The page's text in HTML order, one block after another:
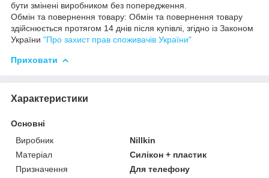
бути змінені виробником без попередження.
Обмін та повернення товару: Обмін та повернення товару
здійснюється протягом 14 днів після купівлі, згідно із Законом
України "Про захист прав споживачів України"
Приховати
Характеристики
Основні
Виробник
Nillkin
Матеріал
Силікон + пластик
Призначення
Для телефону